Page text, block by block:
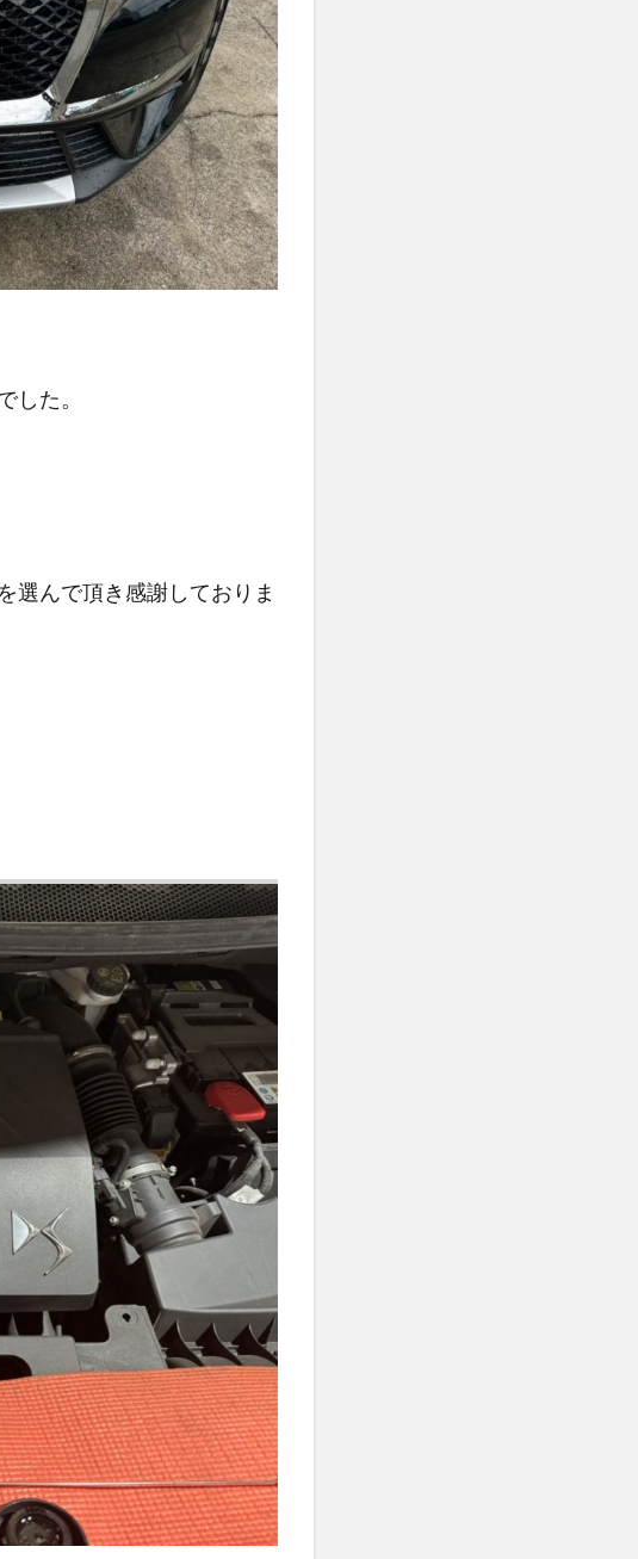
した。
選んで頂き感謝しておりま